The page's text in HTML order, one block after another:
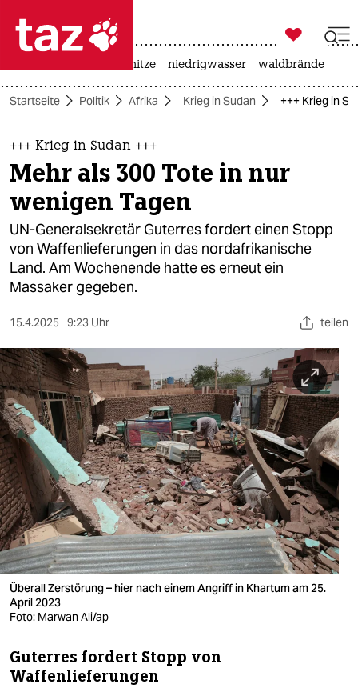
 taz zahl ich
taz zahl ich
themen
politik
öko
gesellschaft
kultur
sport
berlin
nord
wahrheit
verlag
verlag
veranstaltungen
shop
fragen & hilfe
unterstützen
abo

taz zahl ich
hitze niedrigwasser waldbrände
Startseite Politik Afrika Krieg in Sudan +++ Krieg in
+++ Krieg in Sudan +++
Mehr als 300 Tote in nur
wenigen Tagen
UN-Generalsekretär Guterres fordert einen Stopp
von Waffenlieferungen in das nordafrikanische
Land. Am Wochenende hatte es erneut ein
Massaker gegeben.
15.4.2025 9:23 Uhr teilen
Überall Zerstörung – hier nach einem Angriff in Khartum am 25.
April 2023
Foto: Marwan Ali/ap
Guterres fordert Stopp von
Waffenlieferungen